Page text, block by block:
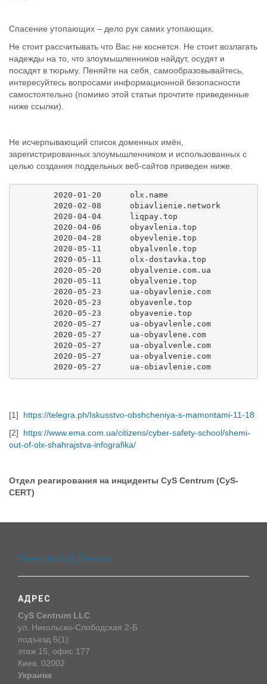
Спасение утопающих – дело рук самих утопающих.
Не стоит рассчитывать что Вас не коснется. Не стоит возлагать
надежды на то, что злоумышленников найдут, осудят и
посадят в тюрьму. Пеняйте на себя, самообразовывайтесь,
интересуйтесь вопросами информационной безопасности
самостоятельно (помимо этой статьи прочтите приведенные
ниже ссылки).
Не исчерпывающий список доменных имён,
зарегистрированных злоумышленником и использованных с
целью создания поддельных веб-сайтов приведен ниже.
	2020-05-27	ua-obiavlenie.com
[1] https://telegra.ph/Iskusstvo-obshcheniya-s-mamontami-11-18
[2] https://www.ema.com.ua/citizens/cyber-safety-school/shemi-
out-of-olx-shahrajstva-infografika/
Отдел реагирования на инциденты CyS Centrum (CyS-
CERT)
Tweets by CyS_Centrum
АДРЕС
CyS Centrum LLC
ул. Никольско-Слободская 2-Б
подъезд 5(1)
этаж 15, офис 177
Киев, 02002
Украина